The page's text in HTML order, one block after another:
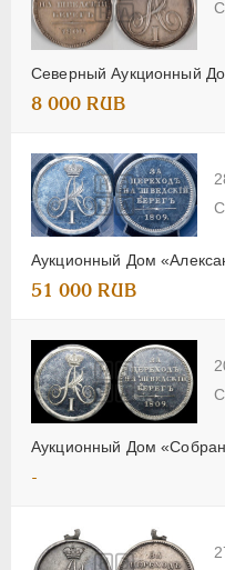
Северный Аукционный
8 000 RUB
Аукционный Дом
51 000 RUB
Аукционный Дом
-